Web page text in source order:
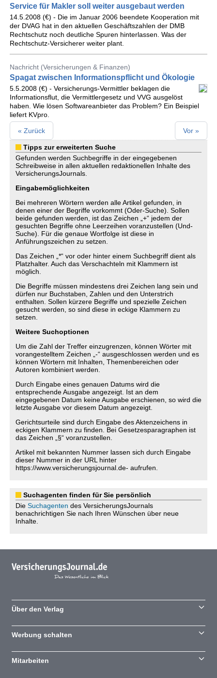
Service für Makler soll weiter ausgebaut werden
14.5.2008 (€) - Die im Januar 2006 beendete Kooperation mit
der DVAG hat in den aktuellen Geschäftszahlen der DMB
Rechtschutz noch deutliche Spuren hinterlassen. Was der
Rechtschutz-Versicherer weiter plant.
Nachricht (Versicherungen & Finanzen)
Spagat zwischen Informationspflicht und Ökologie
5.5.2008 (€) - Versicherungs-Vermittler beklagen die
Informationsflut, die Vermittlergesetz und VVG ausgelöst
haben. Wie lösen Softwareanbieter das Problem? Ein Beispiel
liefert KVpro.
« Zurück Vor »
Tipps zur erweiterten Suche
Gefunden werden Suchbegriffe in der eingegebenen
Schreibweise in allen aktuellen redaktionellen Inhalte des
VersicherungsJournals.
Eingabemöglichkeiten
Bei mehreren Wörtern werden alle Artikel gefunden, in
denen einer der Begriffe vorkommt (Oder-Suche). Sollen
beide gefunden werden, ist das Zeichen „+“ jedem der
gesuchten Begriffe ohne Leerzeihen voranzustellen (Und-
Suche). Für die genaue Wortfolge ist diese in
Anführungszeichen zu setzen.
Das Zeichen „*“ vor oder hinter einem Suchbegriff dient als
Platzhalter. Auch das Verschachteln mit Klammern ist
möglich.
Die Begriffe müssen mindestens drei Zeichen lang sein und
dürfen nur Buchstaben, Zahlen und den Unterstrich
enthalten. Sollen kürzere Begriffe und spezielle Zeichen
gesucht werden, so sind diese in eckige Klammern zu
setzen.
Weitere Suchoptionen
Um die Zahl der Treffer einzugrenzen, können Wörter mit
vorangestelltem Zeichen „-“ ausgeschlossen werden und es
können Wörtern mit Inhalten, Themenbereichen oder
Autoren kombiniert werden.
Durch Eingabe eines genauen Datums wird die
entsprechende Ausgabe angezeigt. Ist an dem
eingegebenen Datum keine Ausgabe erschienen, so wird die
letzte Ausgabe vor diesem Datum angezeigt.
Gerichtsurteile sind durch Eingabe des Aktenzeichens in
eckigen Klammern zu finden. Bei Gesetzesparagraphen ist
das Zeichen „§“ voranzustellen.
Artikel mit bekannten Nummer lassen sich durch Eingabe
dieser Nummer in der URL hinter
https://www.versicherungsjournal.de- aufrufen.
Suchagenten finden für Sie persönlich
Die Suchagenten des VersicherungsJournals
benachrichtigen Sie nach Ihren Wünschen über neue
Inhalte.
Über den Verlag
Werbung schalten
Mitarbeiten